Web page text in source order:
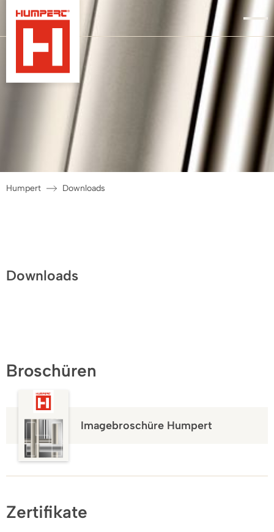
Humpert Downloads
Downloads
Broschüren
Imagebroschüre Humpert
Zertifikate